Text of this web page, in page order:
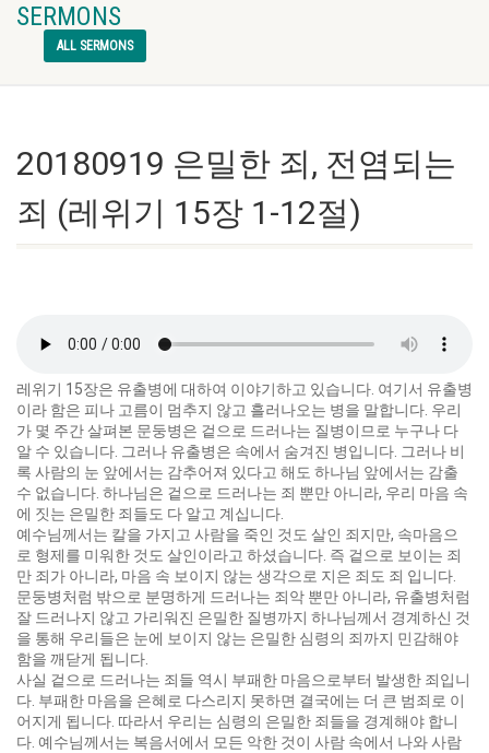
SERMONS
ALL SERMONS
20180919 은밀한 죄, 전염되는
죄 (레위기 15장 1-12절)
레위기 15장은 유출병에 대하여 이야기하고 있습니다. 여기서 유출병
이라 함은 피나 고름이 멈추지 않고 흘러나오는 병을 말합니다. 우리
가 몇 주간 살펴본 문둥병은 겉으로 드러나는 질병이므로 누구나 다
알 수 있습니다. 그러나 유출병은 속에서 숨겨진 병입니다. 그러나 비
록 사람의 눈 앞에서는 감추어져 있다고 해도 하나님 앞에서는 감출
수 없습니다. 하나님은 겉으로 드러나는 죄 뿐만 아니라, 우리 마음 속
에 짓는 은밀한 죄들도 다 알고 계십니다.
예수님께서는 칼을 가지고 사람을 죽인 것도 살인 죄지만, 속마음으
로 형제를 미워한 것도 살인이라고 하셨습니다. 즉 겉으로 보이는 죄
만 죄가 아니라, 마음 속 보이지 않는 생각으로 지은 죄도 죄 입니다.
문둥병처럼 밖으로 분명하게 드러나는 죄악 뿐만 아니라, 유출병처럼
잘 드러나지 않고 가리워진 은밀한 질병까지 하나님께서 경계하신 것
을 통해 우리들은 눈에 보이지 않는 은밀한 심령의 죄까지 민감해야
함을 깨닫게 됩니다.
사실 겉으로 드러나는 죄들 역시 부패한 마음으로부터 발생한 죄입니
다. 부패한 마음을 은혜로 다스리지 못하면 결국에는 더 큰 범죄로 이
어지게 됩니다. 따라서 우리는 심령의 은밀한 죄들을 경계해야 합니
다. 예수님께서는 복음서에서 모든 악한 것이 사람 속에서 나와 사람